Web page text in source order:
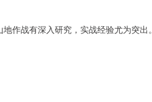
作战有深入研究，实战经验尤为突出。